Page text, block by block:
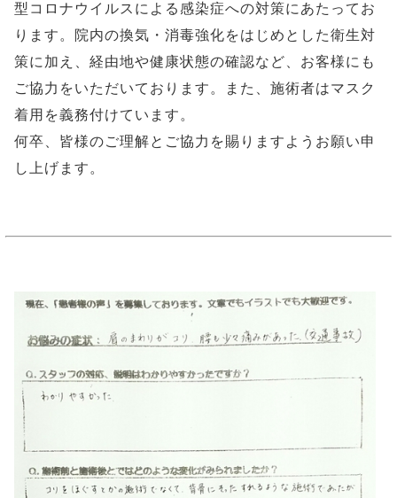
型コロナウイルスによる感染症への対策にあたってお
ります。院内の換気・消毒強化をはじめとした衛生対
策に加え、経由地や健康状態の確認など、お客様にも
ご協力をいただいております。また、施術者はマスク
着用を義務付けています。
何卒、皆様のご理解とご協力を賜りますようお願い申
し上げます。